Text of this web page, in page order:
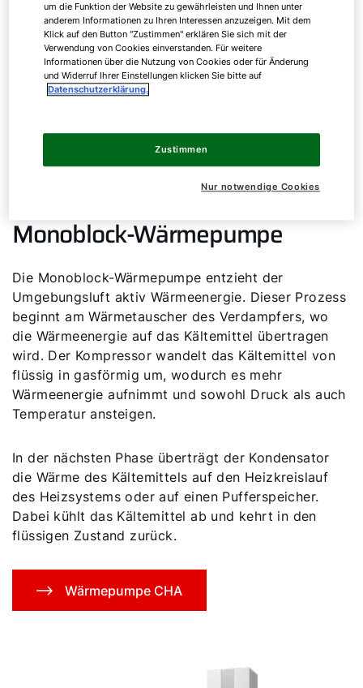
Monoblock-Wärmepumpe
Die Monoblock-Wärmepumpe entzieht der
Umgebungsluft aktiv Wärmeenergie. Dieser Prozess
beginnt am Wärmetauscher des Verdampfers, wo
die Wärmeenergie auf das Kältemittel übertragen
wird. Der Kompressor wandelt das Kältemittel von
flüssig in gasförmig um, wodurch es mehr
Wärmeenergie aufnimmt und sowohl Druck als auch
Temperatur ansteigen.
In der nächsten Phase überträgt der Kondensator
die Wärme des Kältemittels auf den Heizkreislauf
des Heizsystems oder auf einen Pufferspeicher.
Dabei kühlt das Kältemittel ab und kehrt in den
flüssigen Zustand zurück.
Wärmepumpe CHA
um die Funktion der Website zu gewährleisten und Ihnen unter
anderem Informationen zu Ihren Interessen anzuzeigen. Mit dem
Klick auf den Button "Zustimmen" erklären Sie sich mit der
Verwendung von Cookies einverstanden. Für weitere
Informationen über die Nutzung von Cookies oder für Änderung
und Widerruf Ihrer Einstellungen klicken Sie bitte auf
Datenschutzerklärung.
Nur notwendige Cookies
Zustimmen